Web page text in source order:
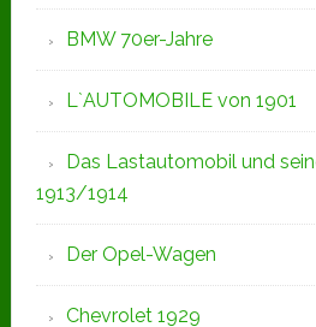
BMW 70er-Jahre
L`AUTOMOBILE von 1901
Das Lastautomobil und
1913/1914
Der Opel-Wagen
Chevrolet 1929